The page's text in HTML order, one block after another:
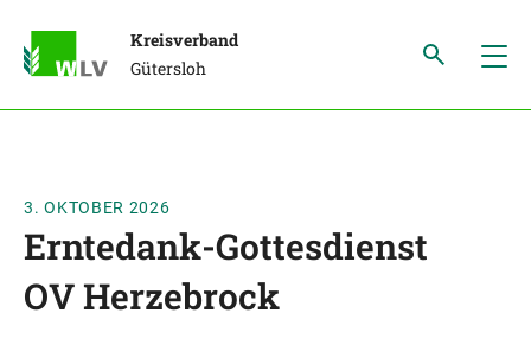
Kreisverband
Gütersloh
3. OKTOBER 2026
Erntedank-Gottesdienst
OV Herzebrock